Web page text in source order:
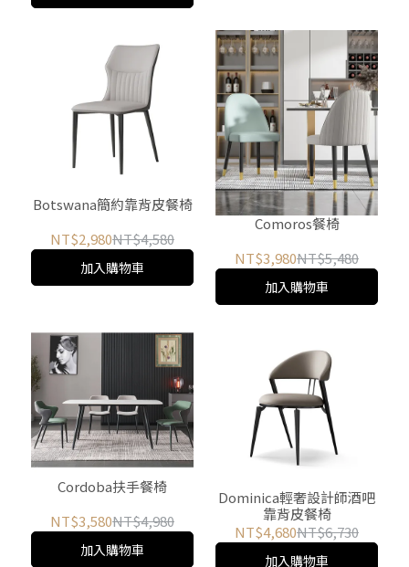
Botswana簡約靠背皮餐椅
NT$2,980NT$4,580
加入購物車
Comoros餐椅
NT$3,980NT$5,480
加入購物車
Cordoba扶手餐椅
NT$3,580NT$4,980
加入購物車
Dominica輕奢設計師酒吧
靠背皮餐椅
NT$4,680NT$6,730
加入購物車